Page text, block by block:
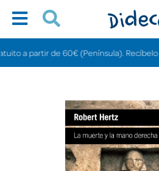
a partir de 60€ (Península). Recíbelo en